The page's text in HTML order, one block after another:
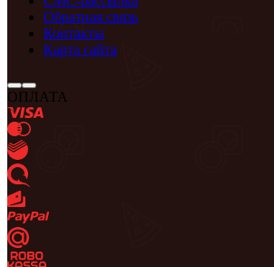
Обратная связь
Контакты
Карта сайта
ОПЛАТА